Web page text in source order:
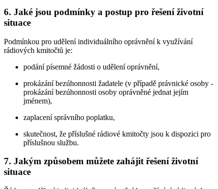
6. Jaké jsou podmínky a postup pro řešení životní
situace
Podmínkou pro udělení individuálního oprávnění k využívání
rádiových kmitočtů je:
podání písemné žádosti o udělení oprávnění,
prokázání bezúhonnosti žadatele (v případě právnické osoby -
prokázání bezúhonnosti osoby oprávněné jednat jejím
jménem),
zaplacení správního poplatku,
skutečnost, že příslušné rádiové kmitočty jsou k dispozici pro
příslušnou službu.
7. Jakým způsobem můžete zahájit řešení životní
situace